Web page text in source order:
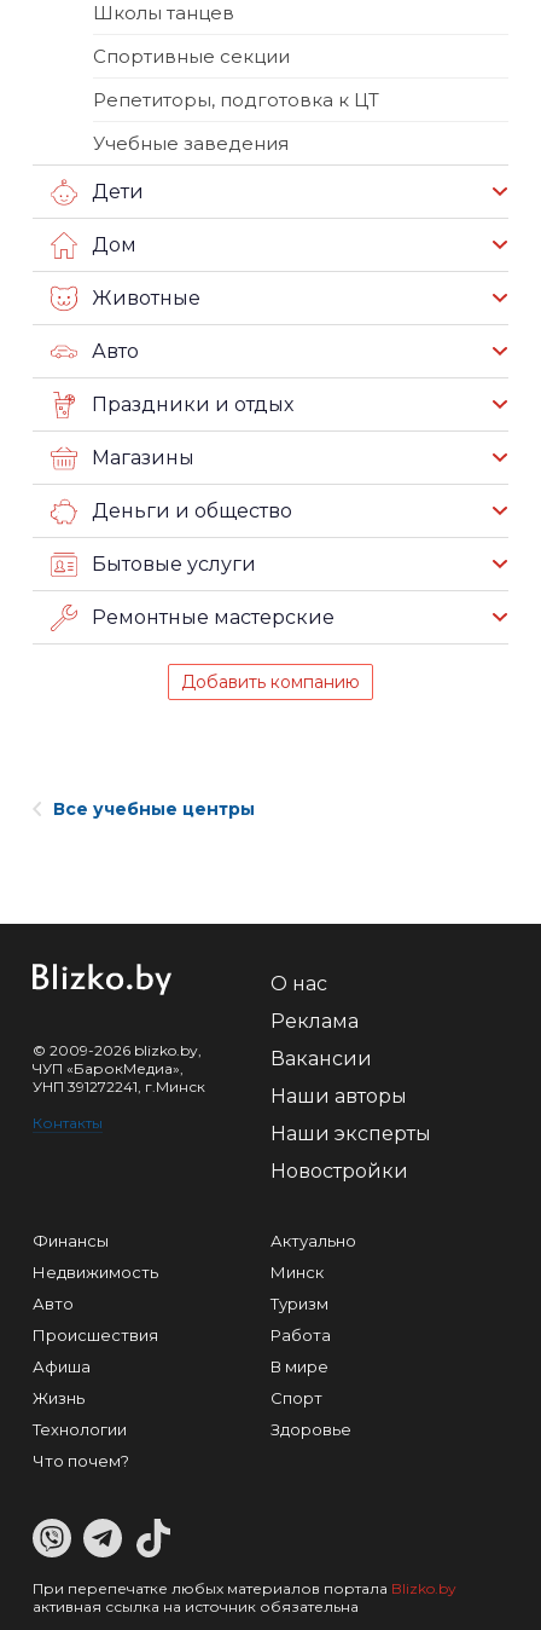
Школы танцев
Спортивные секции
Репетиторы, подготовка к ЦТ
Учебные заведения
Дети
Дом
Животные
Авто
Праздники и отдых
Магазины
Деньги и общество
Бытовые услуги
Ремонтные мастерские
Добавить компанию
Все учебные центры
© 2009-2026 blizko.by,
ЧУП «БарокМедиа»,
УНП 391272241, г.Минск
Контакты
О нас
Реклама
Вакансии
Наши авторы
Наши эксперты
Новостройки
Финансы
Недвижимость
Авто
Происшествия
Афиша
Жизнь
Технологии
Что почем?
Актуально
Минск
Туризм
Работа
В мире
Спорт
Здоровье
При перепечатке любых материалов портала Blizko.by
активная ссылка на источник обязательна